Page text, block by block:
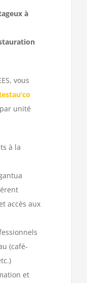
à
vous
unité
à la
accès aux
(café-
et